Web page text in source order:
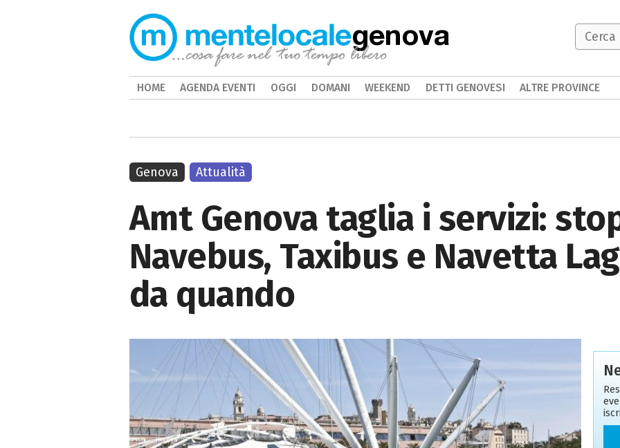
Amt Genova taglia i servizi:
Navebus, Taxibus e Navetta
da quando
Genova Attualità
genova
HOME AGENDA EVENTI OGGI DOMANI WEEKEND DETTI GENOVESI ALTRE PROVINCE